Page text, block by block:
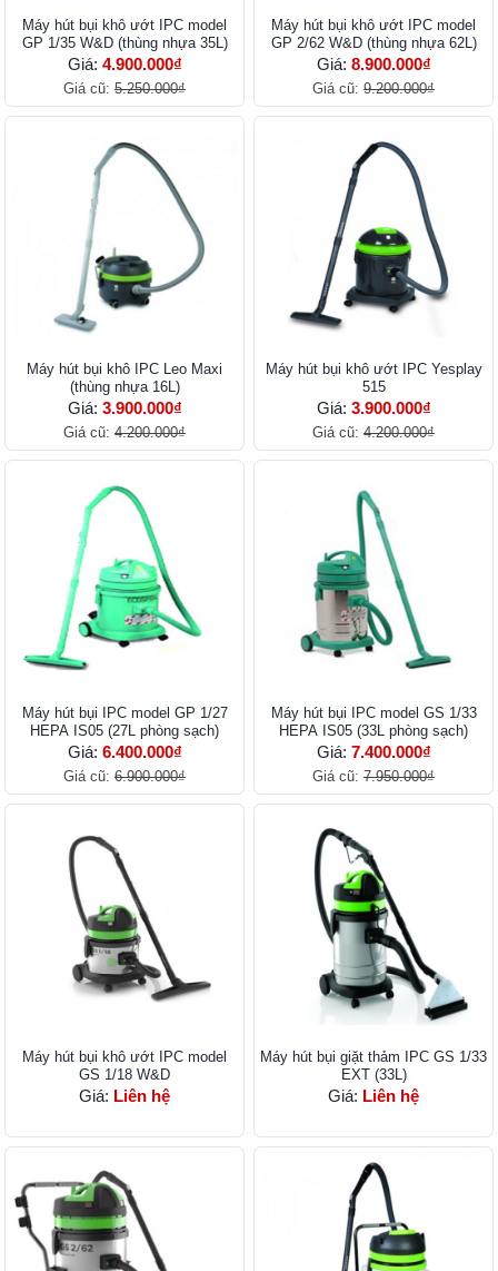
Máy hút bụi khô ướt IPC model
GP 1/35 W&D (thùng nhựa 35L)
Giá: 4.900.000₫
Giá cũ: 5.250.000₫
Máy hút bụi khô ướt IPC model
GP 2/62 W&D (thùng nhựa 62L)
Giá: 8.900.000₫
Giá cũ: 9.200.000₫
Máy hút bụi khô IPC Leo Maxi
(thùng nhựa 16L)
Giá: 3.900.000₫
Giá cũ: 4.200.000₫
Máy hút bụi khô ướt IPC Yesplay
515
Giá: 3.900.000₫
Giá cũ: 4.200.000₫
Máy hút bụi IPC model GP 1/27
HEPA IS05 (27L phòng sạch)
Giá: 6.400.000₫
Giá cũ: 6.900.000₫
Máy hút bụi IPC model GS 1/33
HEPA IS05 (33L phòng sạch)
Giá: 7.400.000₫
Giá cũ: 7.950.000₫
Máy hút bụi khô ướt IPC model
GS 1/18 W&D
Giá: Liên hệ
Máy hút bụi giặt thảm IPC GS 1/33
EXT (33L)
Giá: Liên hệ